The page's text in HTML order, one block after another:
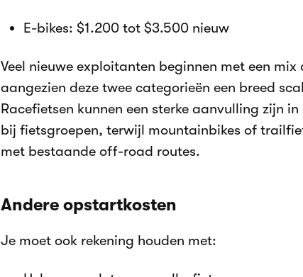
E-bikes: $1.200 tot $3.500 nieuw
Veel nieuwe exploitanten beginnen met een
aangezien deze twee categorieën een breed
Racefietsen kunnen een sterke aanvulling zijn
bij fietsgroepen, terwijl mountainbikes of
met bestaande off-road routes.
Andere opstartkosten
Je moet ook rekening houden met: